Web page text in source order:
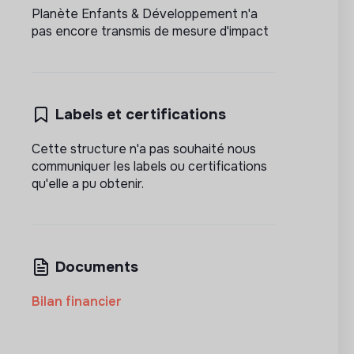
Planète Enfants & Développement n'a
pas encore transmis de mesure d'impact
Labels et certifications
Cette structure n'a pas souhaité nous
communiquer les labels ou certifications
qu'elle a pu obtenir.
Documents
Bilan financier